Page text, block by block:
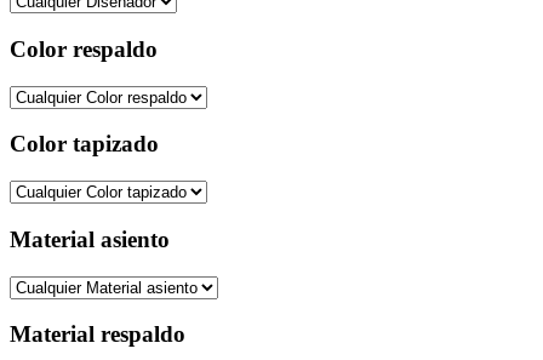
Color respaldo
Color tapizado
Material asiento
Material respaldo